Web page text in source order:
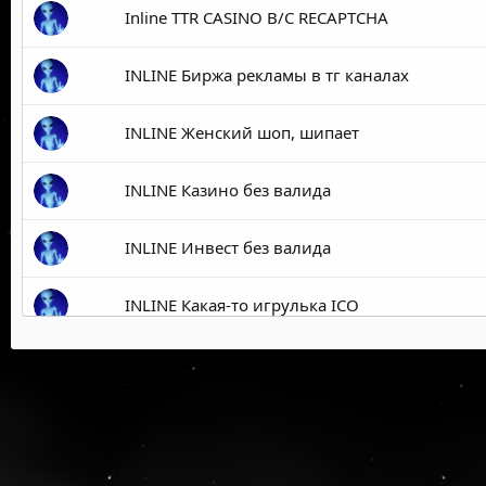
Inline TTR CASINO B/C RECAPTCHA
INLINE Биржа рекламы в тг каналах
INLINE Женский шоп, шипает
INLINE Казино без валида
INLINE Инвест без валида
INLINE Какая-то игрулька ICO
INLINE Биржа ссылок